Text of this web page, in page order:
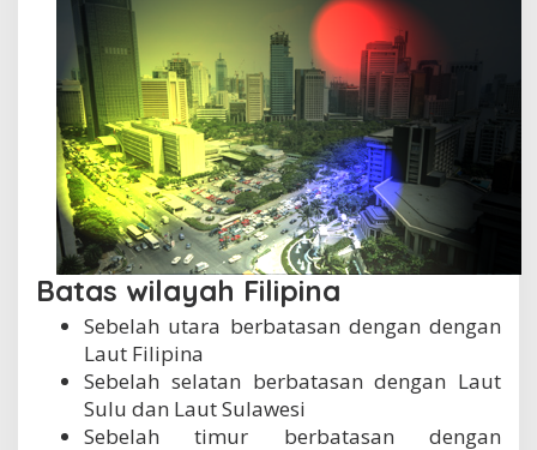
Batas wilayah Filipina
Sebelah utara berbatasan dengan dengan
Laut Filipina
Sebelah selatan berbatasan dengan Laut
Sulu dan Laut Sulawesi
Sebelah timur berbatasan dengan